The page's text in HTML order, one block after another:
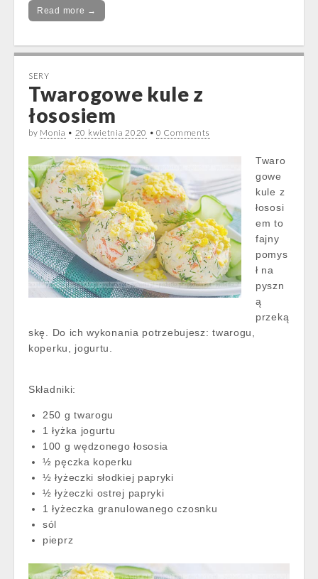
Read more →
SERY
Twarogowe kule z
łososiem
by Monia • 20 kwietnia 2020 •0 Comments
Twaro
gowe
kule z
łososi
em to
fajny
pomys
ł na
pyszn
ą
przeką
skę. Do ich wykonania potrzebujesz: twarogu,
koperku, jogurtu.
Składniki:
250 g twarogu
1 łyżka jogurtu
100 g wędzonego łososia
½ pęczka koperku
½ łyżeczki słodkiej papryki
½ łyżeczki ostrej papryki
1 łyżeczka granulowanego czosnku
sól
pieprz